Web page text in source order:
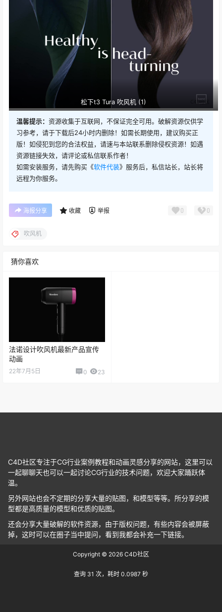
松下t3 Tura 吹风机 (1)
温馨提示： 资源收集于互联网，不保证完全可用。破解资源仅供学
习参考，请于下载后24小时内删除！如需长期使用，建议购买正
版！如侵犯到您的合法权益，请速与本站联系删除侵权资源！如遇
资源链接失效，请评论或私信联系作者！
如需安装服务，请先购买《软件代装》服务后，私信站长，站长将
远程为你服务。
海报分享 收藏 举报 0 0
吹风机
猜你喜欢
法诺设计吹风机最新产品宣传
动画
22年7月5日 0 23
C4D社区专注于CG行业案例教程和动画灵感分享的网站，这里可以
一起聊聊天也可以一起讨论CG行业的技术问题，欢迎大家踊跃体
温。
另外网站也会不定期的分享大量的贴图，和模型等等。所分享的模
型都是高质量的模型和优质的贴图。
还会分享大量破解的软件资源，由于版权问题，有些内容会被屏蔽
掉，这时可以在圈子当中提问，看到我都会补充一下链接。
Copyright © 2026 C4D社区
查询 31 次，耗时 0.0987 秒